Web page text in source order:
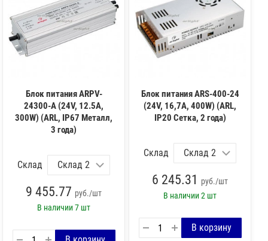
Блок питания ARPV-
24300-A (24V, 12.5A,
300W) (ARL, IP67 Металл,
3 года)
Склад
9 455.77 руб./шт
В наличии7 шт
Блок питания ARS-400-24
(24V, 16,7A, 400W) (ARL,
IP20 Сетка, 2 года)
Склад
6 245.31 руб./шт
В наличии2 шт